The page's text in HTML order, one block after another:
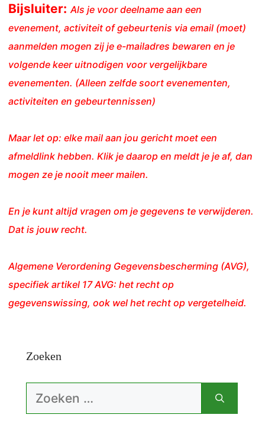
Bijsluiter: Als je voor deelname aan een
evenement, activiteit of gebeurtenis via email (moet)
aanmelden mogen zij je e-mailadres bewaren en je
volgende keer uitnodigen voor vergelijkbare
evenementen. (Alleen zelfde soort evenementen,
activiteiten en gebeurtennissen)
Maar let op: elke mail aan jou gericht moet een
afmeldlink hebben. Klik je daarop en meldt je je af, dan
mogen ze je nooit meer mailen.
En je kunt altijd vragen om je gegevens te verwijderen.
Dat is jouw recht.
Algemene Verordening Gegevensbescherming (AVG),
specifiek artikel 17 AVG: het recht op
gegevenswissing, ook wel het recht op vergetelheid.
Zoeken
Zoek
naar: